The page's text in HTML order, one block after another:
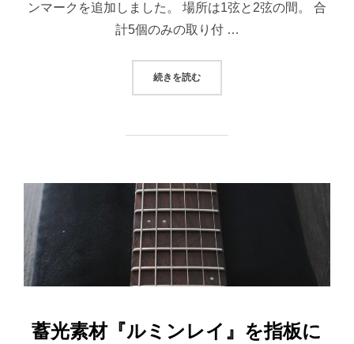
ンマークを追加しました。 場所は1弦と2弦の間。 合
計5個のみの取り付 …
続きを読む“ポジションマークが光る『
蓄光素材『ルミンレイ』を指板に